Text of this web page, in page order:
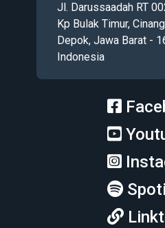
Jl. Darussaadah RT
Kp Bulak Timur,
Depok, Jawa Barat -
Indonesia